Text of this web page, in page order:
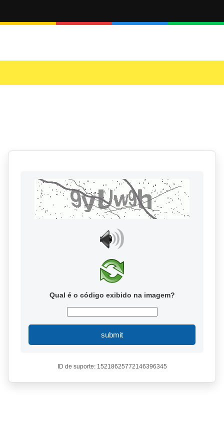
Qual é o código exibido na imagem?
submit
ID de suporte: 15218625772146396345